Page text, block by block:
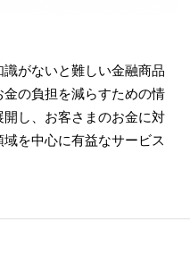
がないと難しい金融商品
の負担を減らすための情
し、お客さまのお金に対
を中心に有益なサービス